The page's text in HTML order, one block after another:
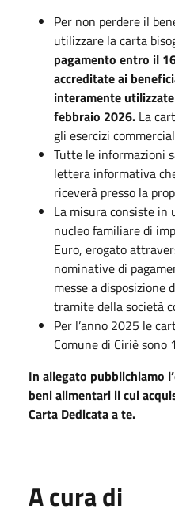
Per non perdere il
utilizzare la carta
pagamento entro il
accreditate ai
interamente
febbraio 2026. La
gli esercizi
Tutte le informazioni
lettera informativa
riceverà presso la
La misura consiste in
nucleo familiare di
Euro, erogato
nominative di
messe a disposizione
tramite della società
Per l’anno 2025 le
Comune di Ciriè sono
In allegato pubblichiamo
beni alimentari il cui
Carta Dedicata a te.
A cura di